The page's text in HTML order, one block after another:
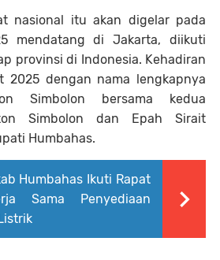
nasional itu akan digelar pada
mendatang di Jakarta, diikuti
provinsi di Indonesia. Kehadiran
2025 dengan nama lengkapnya
Simbolon bersama kedua
Simbolon dan Epah Sirait
Humbahas.
Humbahas Ikuti Rapat
Sama Penyediaan